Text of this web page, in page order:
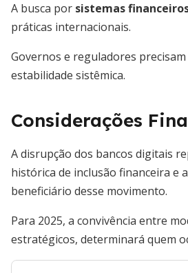
A busca por sistemas
práticas internacionais.
Governos e reguladores
estabilidade sistêmica.
Considerações
A disrupção dos bancos digitais
histórica de inclusão financeira e
beneficiário desse movimento.
Para 2025, a convivência entre
estratégicos, determinará quem